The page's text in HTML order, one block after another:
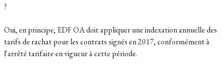
?
Oui, en principe, EDF OA doit appliquer une indexation annuelle des
tarifs de rachat pour les contrats signés en 2017, conformément à
l'arrêté tarifaire en vigueur à cette période.